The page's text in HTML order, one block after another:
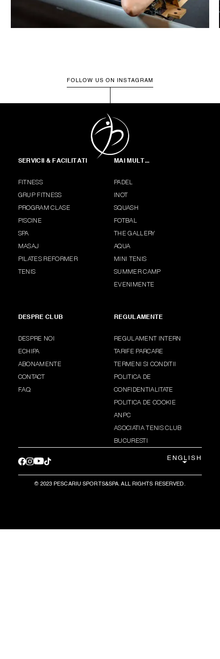
FOLLOW US ON INSTAGRAM
SERVICII & FACILITATI
FITNESS
GRUP FITNESS
PROGRAM CLASE
PISCINE
SPA
MASAJ
PILATES REFORMER
TENIS
MAI MULT...
PADEL
INOT
SQUASH
FOTBAL
THE GALLERY
AQUA
MINI TENIS
SUMMER CAMP
EVENIMENTE
DESPRE CLUB
DESPRE NOI
ECHIPA
ABONAMENTE
CONTACT
F.A.Q.
REGULAMENTE
REGULAMENT INTERN
TARIFE PARCARE
TERMENI SI CONDITII
POLITICA DE
CONFIDENTIALITATE
POLITICA DE COOKIE
ANPC
ASOCIATIA TENIS CLUB
BUCURESTI
ENGLISH
© 2023 PESCARIU SPORTS&SPA. ALL RIGHTS RESERVED.